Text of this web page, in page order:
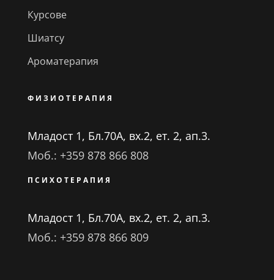
Курсове
Шиатсу
Ароматерапия
ФИЗИОТЕРАПИЯ
Младост 1, Бл.70А, вх.2, ет. 2, ап.3.
Моб.: +359 878 866 808
ПСИХОТЕРАПИЯ
Младост 1, Бл.70А, вх.2, ет. 2, ап.3.
Моб.: +359 878 866 809